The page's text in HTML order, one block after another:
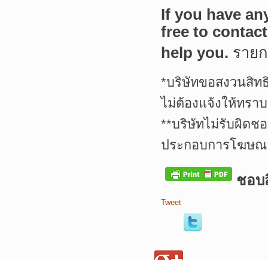
If you have
free to
help you. ราย
*บริษัทขอสงวนสิท
ไม่ต้องแจ้งให้ทรา
**บริษัทไม่รับผิดช
ประกอบการโฆษ
ชอบ
Tweet